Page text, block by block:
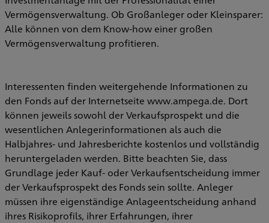
Vermögensverwaltung. Ob Großanleger oder Kleinsparer:
Alle können von dem Know-how einer großen
Vermögensverwaltung profitieren.
Interessenten finden weitergehende Informationen zu
den Fonds auf der Internetseite www.ampega.de. Dort
können jeweils sowohl der Verkaufsprospekt und die
wesentlichen Anlegerinformationen als auch die
Halbjahres- und Jahresberichte kostenlos und vollständig
heruntergeladen werden. Bitte beachten Sie, dass
Grundlage jeder Kauf- oder Verkaufsentscheidung immer
der Verkaufsprospekt des Fonds sein sollte. Anleger
müssen ihre eigenständige Anlageentscheidung anhand
ihres Risikoprofils, ihrer Erfahrungen, ihrer